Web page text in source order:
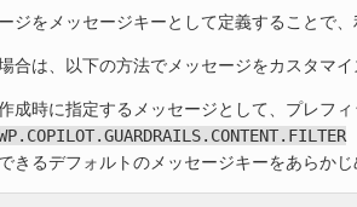
ジをメッセージキーとして定義することで
合は、以下の方法でメッセージをカスタマ
成時に指定するメッセージとして、プレフ
きるデフォルトのメッセージキーをあらか